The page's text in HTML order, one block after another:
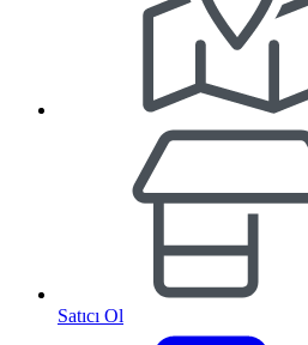
Satıcı Ol